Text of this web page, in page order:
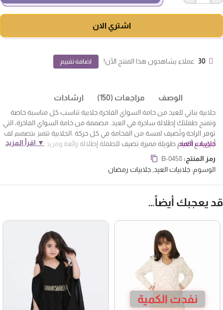
اشتري الان
30 عملاء يشاهدون هذا المنتج الآن! اضافة تقييم
الوصف مراجعات (150) ارشادات
جلابية بناتي للعيد من خامة السواي الفاخرة جلابية تناسب كل مناسبة خاصة
وتمنح طفلتك إطلالة ساحرة في العيد. مصممة من خامة السواي الفاخرة، التي
توفر الراحة وتُضيف لمسة من الفخامة في كل حركة .الجلابية تتميز بتصميم لف
أنيق مع أكمام طويلة مميزة تضيف للطفلة إطلالة رائعة ومريحة في نفس
الوقت. كما تتميز الجلابية بكسرات أنيقة أسفل الجلابية التي تضفي جمال وحركة
على التصميم. ولمسة فخمة أضافها التطريز اللولو الذهبي على الحواف، مما
يجعل الجلابية مثالية لكل مناسبات العيد والحفلات الخاصة .امنحي طفلتك
إطلالة فاخرة ومميزة في العيد. مع تصميمها الأنيق وتفاصيلها الرائعة، ستكون
الطفلة محط الأنظار في كل مناسبة.
جلابيات العيد
▼ اقرأ المزيد
رمز المنتج:B-0458
الوسوم:جلابيات العيد, جلابيات رمضان
يعجبك أيضاً…
نفدت الكمية